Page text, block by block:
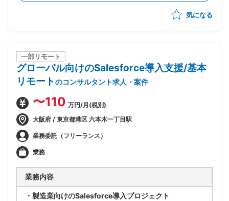
・11〜1月：見積もり精度向上のための追加検証を実施
気になる
一部リモート
グローバル向けのSalesforce導入支援/基本
リモートのコンサルタント求人・案件
〜110 万円/月(税別)
大阪府 / 東京都港区 六本木一丁目駅
業務委託（フリーランス）
業務
業務内容
・製造業向けのSalesforce導入プロジェクト